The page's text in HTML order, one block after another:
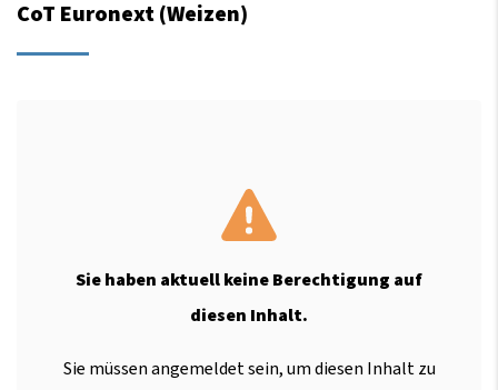
CoT Euronext (Weizen)
Sie haben aktuell keine Berechtigung auf
diesen Inhalt.
Sie müssen angemeldet sein, um diesen Inhalt zu